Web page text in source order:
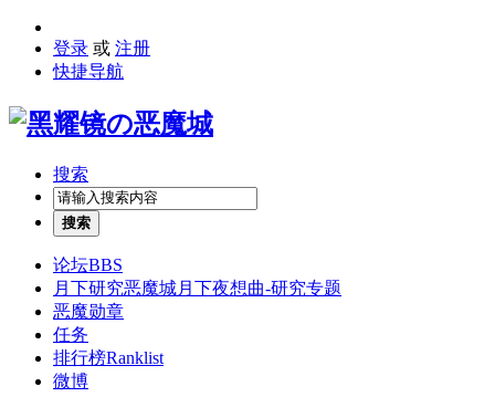
登录 或 注册
快捷导航
搜索
搜索
论坛BBS
月下研究恶魔城月下夜想曲-研究专题
恶魔勋章
任务
排行榜Ranklist
微博